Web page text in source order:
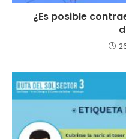
¿Es posible